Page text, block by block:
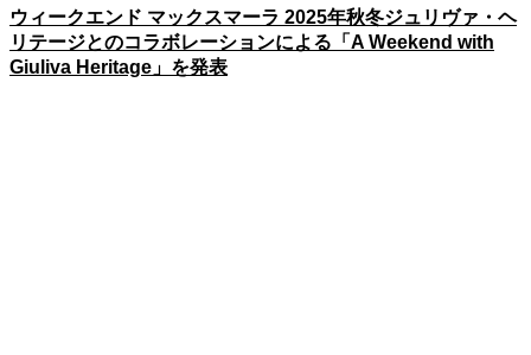
ウィークエンド マックスマーラ 2025年秋冬ジュリヴァ・ヘ
リテージとのコラボレーションによる「A Weekend with
Giuliva Heritage」を発表